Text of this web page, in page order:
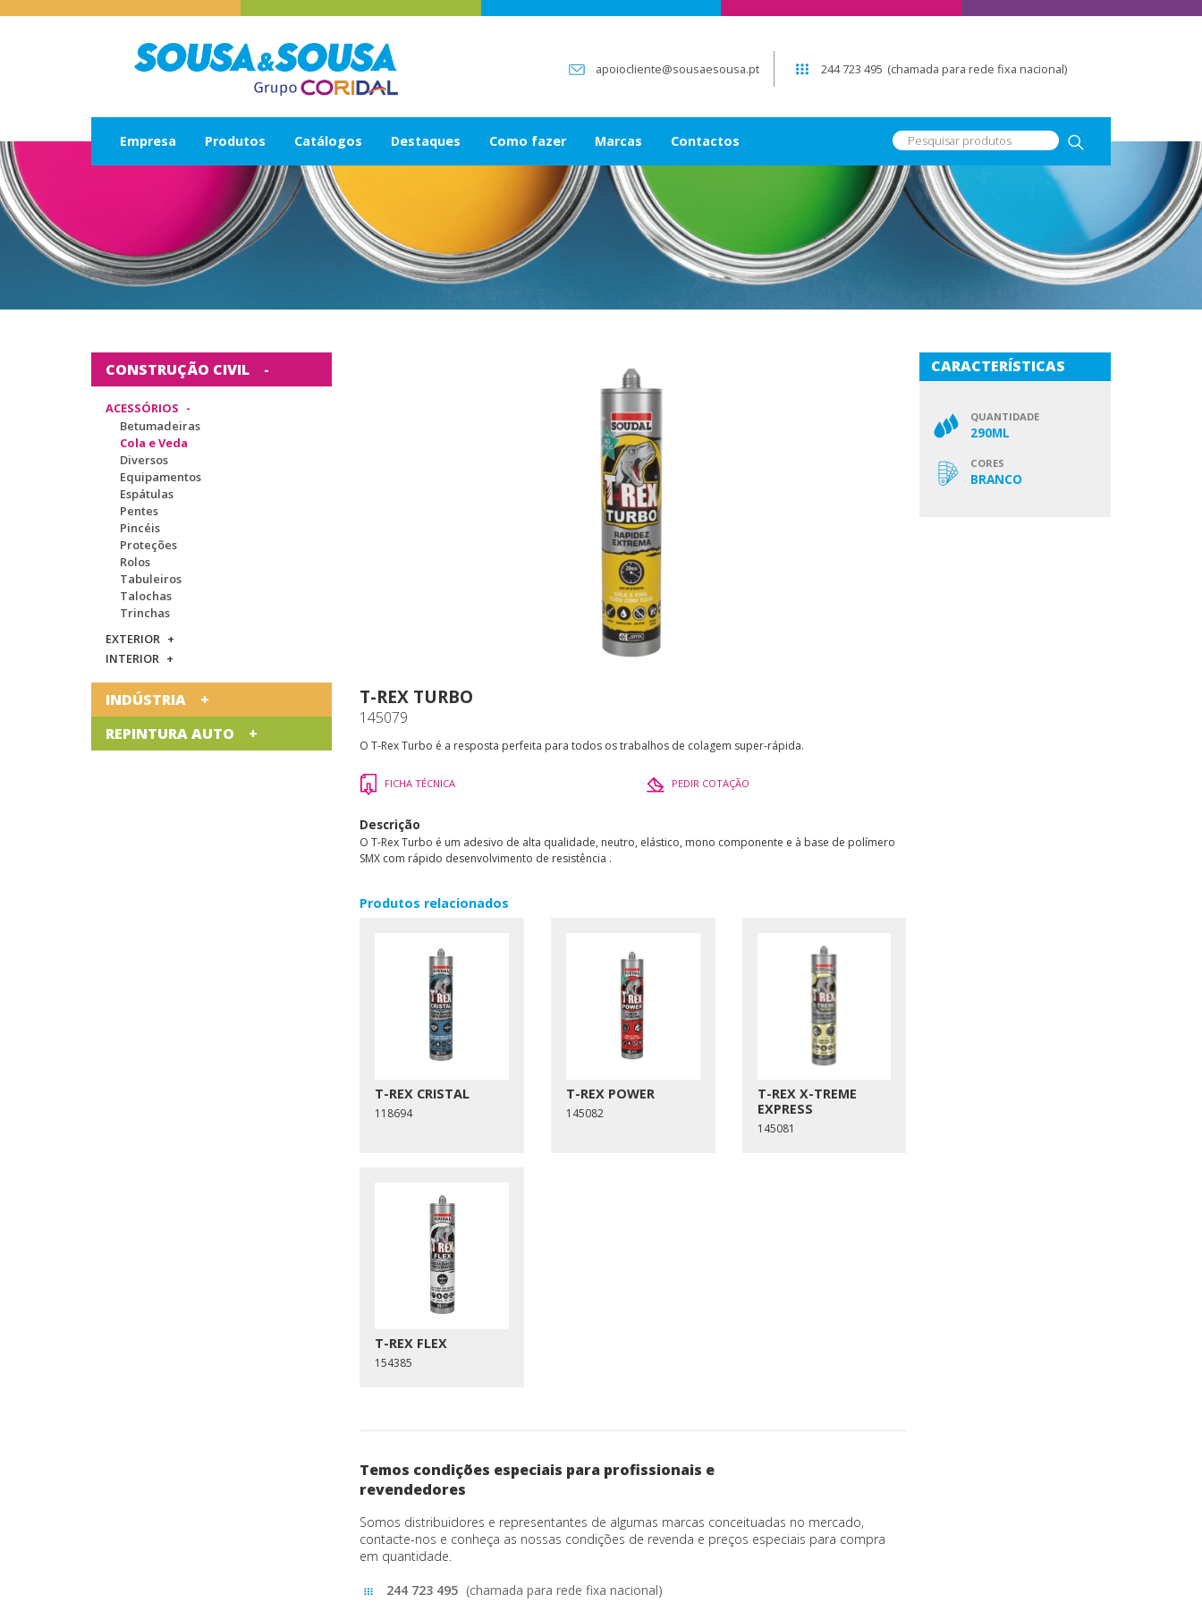
apoiocliente@sousaesousa.pt 244 723 495 (chamada para rede fixa nacional)
Empresa Produtos Catálogos Destaques Como fazer Marcas Contactos
CONSTRUÇÃO CIVIL
ACESSÓRIOS
Betumadeiras
Cola e Veda
Diversos
Equipamentos
Espátulas
Pentes
Pincéis
Proteções
Rolos
Tabuleiros
Talochas
Trinchas
EXTERIOR
INTERIOR
INDÚSTRIA
REPINTURA AUTO
T-REX TURBO
145079
O T-Rex Turbo é a resposta perfeita para todos os trabalhos de colagem super-rápida.
FICHA TÉCNICA PEDIR COTAÇÃO
Descrição
O T-Rex Turbo é um adesivo de alta qualidade, neutro, elástico, mono componente e à base de polímero
SMX com rápido desenvolvimento de resistência .
Produtos relacionados
T-REX CRISTAL
118694
T-REX POWER
145082
T-REX X-TREME
EXPRESS
145081
T-REX FLEX
154385
Temos condições especiais para profissionais e
revendedores
Somos distribuidores e representantes de algumas marcas conceituadas no mercado,
contacte-nos e conheça as nossas condições de revenda e preços especiais para compra
em quantidade.
244 723 495 (chamada para rede fixa nacional)
CARACTERÍSTICAS
QUANTIDADE
290ML
CORES
BRANCO